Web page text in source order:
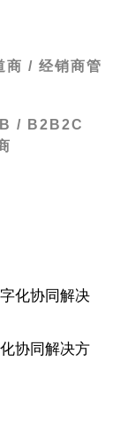
商 / 经销商管
/ B2B2C
化协同解决
协同解决方